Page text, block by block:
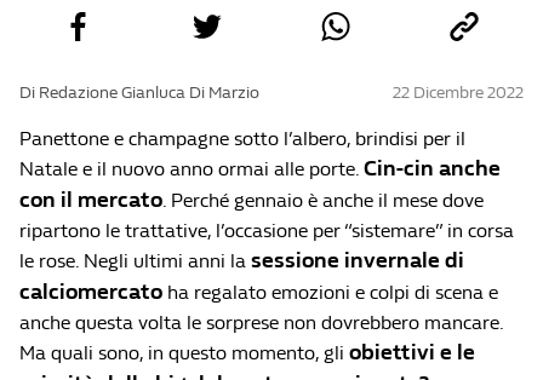
Di Redazione Gianluca Di Marzio 22 Dicembre 2022
Panettone e champagne sotto l’albero, brindisi per il
Natale e il nuovo anno ormai alle porte. Cin-cin anche
con il mercato. Perché gennaio è anche il mese dove
ripartono le trattative, l’occasione per “sistemare” in corsa
le rose. Negli ultimi anni la sessione invernale di
calciomercato ha regalato emozioni e colpi di scena e
anche questa volta le sorprese non dovrebbero mancare.
Ma quali sono, in questo momento, gli obiettivi e le